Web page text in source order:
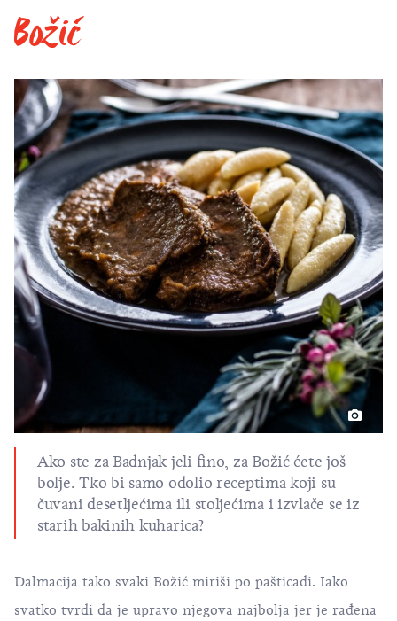
Božić
Ako ste za Badnjak jeli fino, za Božić ćete još
bolje. Tko bi samo odolio receptima koji su
čuvani desetljećima ili stoljećima i izvlače se iz
starih bakinih kuharica?
Dalmacija tako svaki Božić miriši po pašticadi. Iako
svatko tvrdi da je upravo njegova najbolja jer je rađena